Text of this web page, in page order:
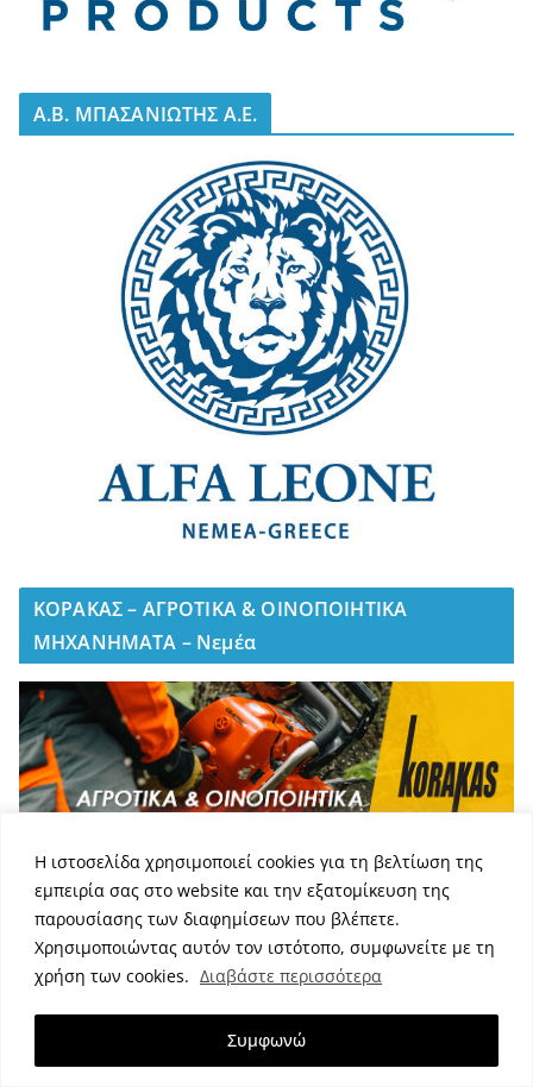
Η ιστοσελίδα χρησιμοποιεί cookies για τη βελτίωση της
εμπειρία σας στο website και την εξατομίκευση της
παρουσίασης των διαφημίσεων που βλέπετε.
Χρησιμοποιώντας αυτόν τον ιστότοπο, συμφωνείτε με τη
χρήση των cookies. Διαβάστε περισσότερα
Συμφωνώ
A.B. ΜΠΑΣΑΝΙΩΤΗΣ Α.Ε.
ΚΟΡΑΚΑΣ – ΑΓΡΟΤΙΚΑ & ΟΙΝΟΠΟΙΗΤΙΚΑ
ΜΗΧΑΝΗΜΑΤΑ – Νεμέα
ΚΤΕΟ Πιτσάκης